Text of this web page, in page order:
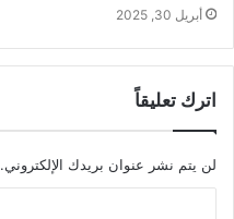
أبريل 30, 2025
اترك تعليقاً
لن يتم نشر عنوان بريدك الإلكتروني.